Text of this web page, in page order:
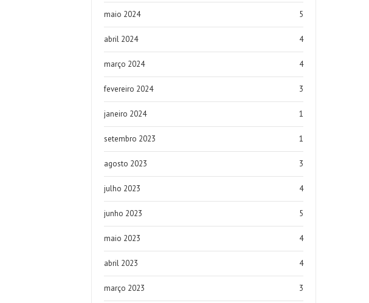
maio 2024 5
abril 2024 4
março 2024 4
fevereiro 2024 3
janeiro 2024 1
setembro 2023 1
agosto 2023 3
julho 2023 4
junho 2023 5
maio 2023 4
abril 2023 4
março 2023 3